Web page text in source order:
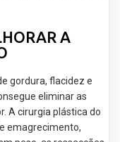
A
gordura, flacidez e
eliminar as
A cirurgia plástica do
emagrecimento,